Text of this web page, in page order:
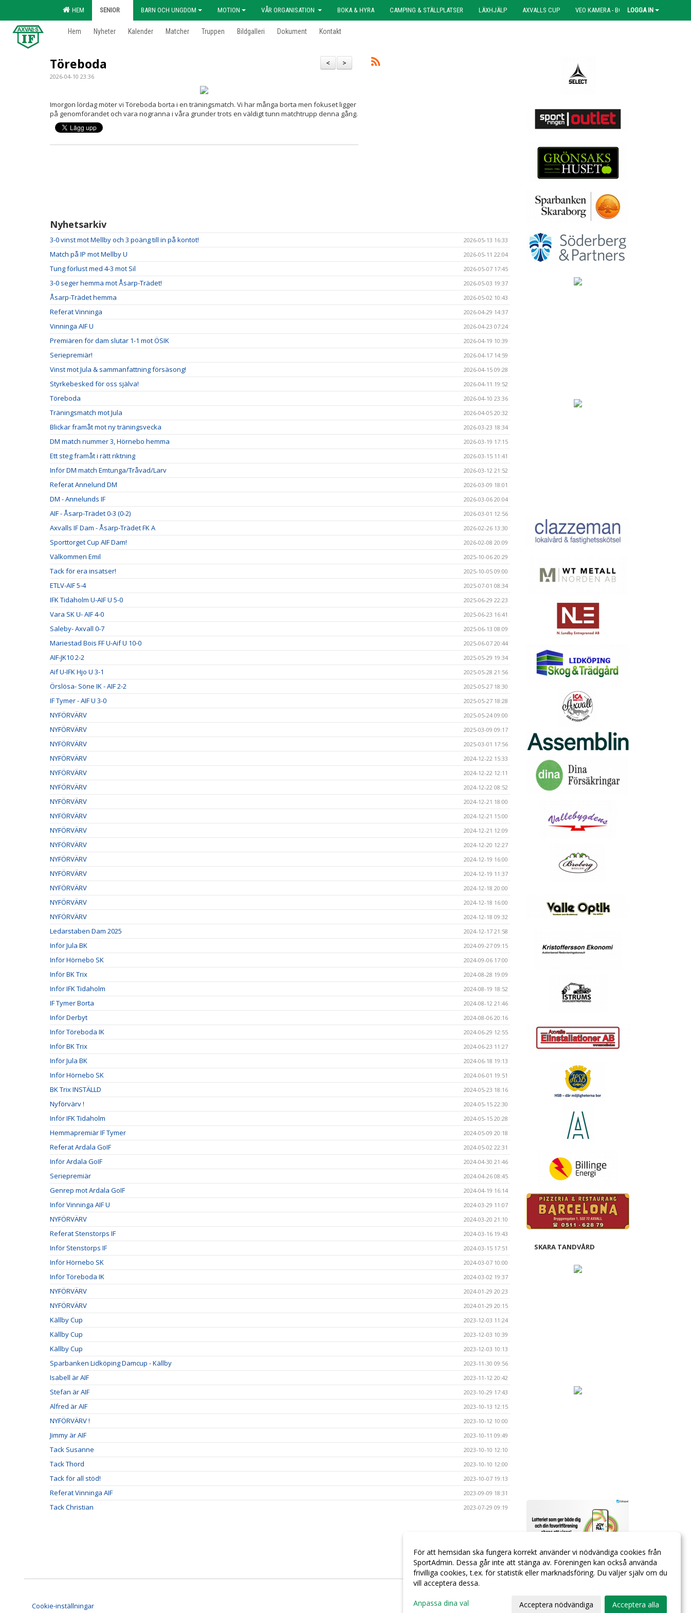
HEM SENIOR BARN OCH UNGDOM MOTION VÅR ORGANISATION BOKA & HYRA CAMPING & STÄLLPLATSER LÄXHJÄLP AXVALLS CUP VEO KAMERA - BOKNINGLOGGA IN
Hem Nyheter Kalender Matcher Truppen Bildgalleri Dokument Kontakt
>
<
Töreboda
2026-04-10 23:36
Imorgon lördag möter vi Töreboda borta i en träningsmatch. Vi har många borta men fokuset ligger
på genomförandet och vara nogranna i våra grunder trots en väldigt tunn matchtrupp denna gång.
Nyhetsarkiv
3-0 vinst mot Mellby och 3 poäng till in på kontot! 2026-05-13 16:33
Match på IP mot Mellby U 2026-05-11 22:04
Tung förlust med 4-3 mot Sil 2026-05-07 17:45
3-0 seger hemma mot Åsarp-Trädet! 2026-05-03 19:37
Åsarp-Trädet hemma 2026-05-02 10:43
Referat Vinninga 2026-04-29 14:37
Vinninga AIF U 2026-04-23 07:24
Premiären för dam slutar 1-1 mot ÖSIK 2026-04-19 10:39
Seriepremiär! 2026-04-17 14:59
Vinst mot Jula & sammanfattning försäsong! 2026-04-15 09:28
Styrkebesked för oss själva! 2026-04-11 19:52
Töreboda 2026-04-10 23:36
Träningsmatch mot Jula 2026-04-05 20:32
Blickar framåt mot ny träningsvecka 2026-03-23 18:34
DM match nummer 3, Hörnebo hemma 2026-03-19 17:15
Ett steg framåt i rätt riktning 2026-03-15 11:41
Inför DM match Emtunga/Tråvad/Larv 2026-03-12 21:52
Referat Annelund DM 2026-03-09 18:01
DM - Annelunds IF 2026-03-06 20:04
AIF - Åsarp-Trädet 0-3 (0-2) 2026-03-01 12:56
Axvalls IF Dam - Åsarp-Trädet FK A 2026-02-26 13:30
Sporttorget Cup AIF Dam! 2026-02-08 20:09
Välkommen Emil 2025-10-06 20:29
Tack för era insatser! 2025-10-05 09:00
ETLV-AIF 5-4 2025-07-01 08:34
IFK Tidaholm U-AIF U 5-0 2025-06-29 22:23
Vara SK U- AIF 4-0 2025-06-23 16:41
Saleby- Axvall 0-7 2025-06-13 08:09
Mariestad Bois FF U-Aif U 10-0 2025-06-07 20:44
AIF-JK10 2-2 2025-05-29 19:34
Aif U-IFK Hjo U 3-1 2025-05-28 21:56
Örslösa- Söne IK - AIF 2-2 2025-05-27 18:30
IF Tymer - AIF U 3-0 2025-05-27 18:28
NYFÖRVÄRV 2025-05-24 09:00
NYFÖRVÄRV 2025-03-09 09:17
NYFÖRVÄRV 2025-03-01 17:56
NYFÖRVÄRV 2024-12-22 15:33
NYFÖRVÄRV 2024-12-22 12:11
NYFÖRVÄRV 2024-12-22 08:52
NYFÖRVÄRV 2024-12-21 18:00
NYFÖRVÄRV 2024-12-21 15:00
NYFÖRVÄRV 2024-12-21 12:09
NYFÖRVÄRV 2024-12-20 12:27
NYFÖRVÄRV 2024-12-19 16:00
NYFÖRVÄRV 2024-12-19 11:37
NYFÖRVÄRV 2024-12-18 20:00
NYFÖRVÄRV 2024-12-18 16:00
NYFÖRVÄRV 2024-12-18 09:32
Ledarstaben Dam 2025 2024-12-17 21:58
Inför Jula BK 2024-09-27 09:15
Inför Hörnebo SK 2024-09-06 17:00
Inför BK Trix 2024-08-28 19:09
Inför IFK Tidaholm 2024-08-19 18:52
IF Tymer Borta 2024-08-12 21:46
Inför Derbyt 2024-08-06 20:16
Inför Töreboda IK 2024-06-29 12:55
Inför BK Trix 2024-06-23 11:27
Inför Jula BK 2024-06-18 19:13
Inför Hörnebo SK 2024-06-01 19:51
BK Trix INSTÄLLD 2024-05-23 18:16
Nyförvärv ! 2024-05-15 22:30
Inför IFK Tidaholm 2024-05-15 20:28
Hemmapremiär IF Tymer 2024-05-09 20:18
Referat Ardala GoIF 2024-05-02 22:31
Inför Ardala GoIF 2024-04-30 21:46
Seriepremiär 2024-04-26 08:45
Genrep mot Ardala GoIF 2024-04-19 16:14
Inför Vinninga AIF U 2024-03-29 11:07
NYFÖRVÄRV 2024-03-20 21:10
Referat Stenstorps IF 2024-03-16 19:43
Inför Stenstorps IF 2024-03-15 17:51
Inför Hörnebo SK 2024-03-07 10:00
Inför Töreboda IK 2024-03-02 19:37
NYFÖRVÄRV 2024-01-29 20:23
NYFÖRVÄRV 2024-01-29 20:15
Källby Cup 2023-12-03 11:24
Källby Cup 2023-12-03 10:39
Källby Cup 2023-12-03 10:13
Sparbanken Lidköping Damcup - Källby 2023-11-30 09:56
Isabell är AIF 2023-11-12 20:42
Stefan är AIF 2023-10-29 17:43
Alfred är AIF 2023-10-13 12:15
NYFÖRVÄRV ! 2023-10-12 10:00
Jimmy är AIF 2023-10-11 09:49
Tack Susanne 2023-10-10 12:10
Tack Thord 2023-10-10 12:00
Tack för all stöd! 2023-10-07 19:13
Referat Vinninga AIF 2023-09-09 18:31
Tack Christian 2023-07-29 09:19
SKARA TANDVÅRD
Cookie-inställningar
För att hemsidan ska fungera korrekt använder vi nödvändiga cookies från
SportAdmin. Dessa går inte att stänga av. Föreningen kan också använda
frivilliga cookies, t.ex. för statistik eller marknadsföring. Du väljer själv om du
vill acceptera dessa.
Anpassa dina val Acceptera nödvändiga Acceptera alla